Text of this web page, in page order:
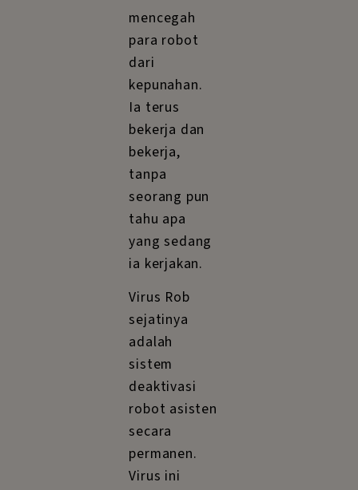
mencegah
para robot
dari
kepunahan.
Ia terus
bekerja dan
bekerja,
tanpa
seorang pun
tahu apa
yang sedang
ia kerjakan.
Virus Rob
sejatinya
adalah
sistem
deaktivasi
robot asisten
secara
permanen.
Virus ini